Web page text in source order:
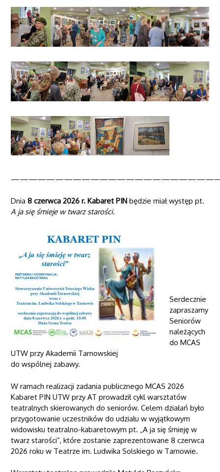
Dnia8 czerwca 2026 r. Kabaret PIN będzie miał występ pt.
A ja się śmieje w twarz starości.
Serdecznie
zapraszamy
Seniorów
należących
do MCAS
UTW przy Akademii Tarnowskiej
do wspólnej zabawy.
W ramach realizacji zadania publicznego MCAS 2026
Kabaret PIN UTW przy AT prowadził cykl warsztatów
teatralnych skierowanych do seniorów. Celem działań było
przygotowanie uczestników do udziału w wyjątkowym
widowisku teatralno-kabaretowym pt. „A ja się śmieję w
twarz starości”, które zostanie zaprezentowane 8 czerwca
2026 roku w Teatrze im. Ludwika Solskiego w Tarnowie.